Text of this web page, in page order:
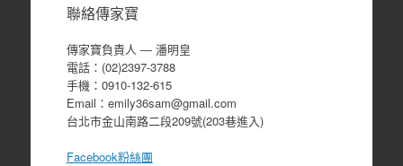
聯絡傳家寶
傳家寶負責人 ― 潘明皇
電話：(02)2397-3788
手機：0910-132-615
Email：emily36sam@gmail.com
台北市金山南路二段209號(203巷進入)
Facebook粉絲團